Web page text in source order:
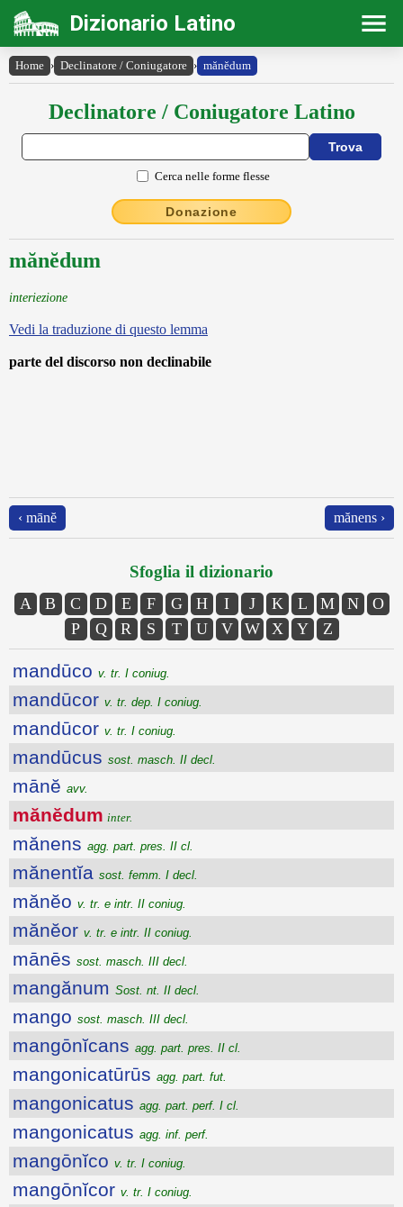
Dizionario Latino
Home › Declinatore / Coniugatore › mănĕdum
Declinatore / Coniugatore Latino
Cerca nelle forme flesse
Donazione
mănĕdum
interiezione
Vedi la traduzione di questo lemma
parte del discorso non declinabile
‹ mānĕ mănens ›
Sfoglia il dizionario
A B C D E F G H I J K L M N
O
P
Q R S T U V W X Y Z
mandūco v. tr. I coniug.
mandūcor v. tr. dep. I coniug.
mandūcor v. tr. I coniug.
mandūcus sost. masch. II decl.
mānĕ avv.
mănĕdum inter.
mănens agg. part. pres. II cl.
mănentĭa sost. femm. I decl.
mănĕo v. tr. e intr. II coniug.
mănĕor v. tr. e intr. II coniug.
mānēs sost. masch. III decl.
mangănum Sost. nt. II decl.
mango sost. masch. III decl.
mangōnĭcans agg. part. pres. II cl.
mangonicatūrūs agg. part. fut.
mangonicatus agg. part. perf. I cl.
mangonicatus agg. inf. perf.
mangōnĭco v. tr. I coniug.
mangōnĭcor v. tr. I coniug.